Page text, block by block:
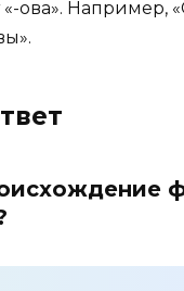
ова». Например,